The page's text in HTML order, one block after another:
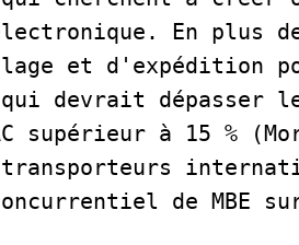
En plus
et d'expédition
devrait dépasser
supérieur à 15 %